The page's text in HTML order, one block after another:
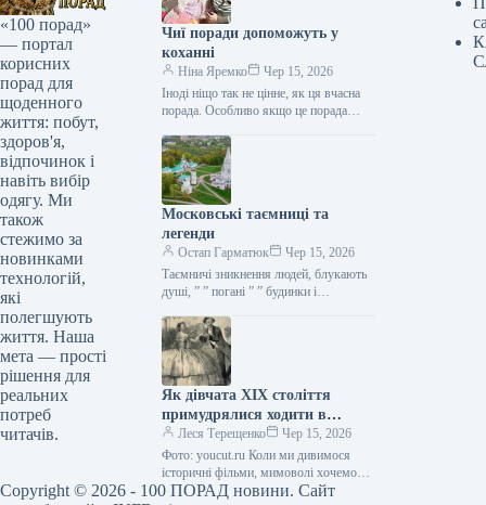
«100 порад»
— портал
корисних
порад для
щоденного
життя: побут,
здоров'я,
відпочинок і
навіть вибір
одягу. Ми
також
стежимо за
новинками
технологій,
які
полегшують
життя. Наша
мета — прості
рішення для
реальних
потреб
читачів.
Чиї поради допоможуть у
коханні
Ніна Яремко
Чер 15, 2026
Іноді ніщо так не цінне, як ця вчасна
порада. Особливо якщо це порада
косметолога, тренера, стиліста…
Московські таємниці та
легенди
Остап Гарматюк
Чер 15, 2026
Таємничі зникнення людей, блукають
душі, ” ” погані ” ” будинки і
Щоб…
Як дівчата XIX століття
примудрялися ходити в
туалет у спідницях
крінолінових без сторонньої
допомоги
Леся Терещенко
Чер 15, 2026
Фото: youcut.ru Коли ми дивимося
історичні фільми, мимоволі хочемо
опинитися там: світські бесіди,
Copyright © 2026 - 100 ПОРАД новини. Сайт